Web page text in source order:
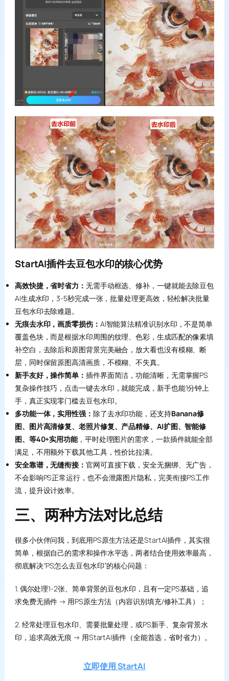
StartAI插件去豆包水印的核心优势
高效快捷，省时省力： 无需手动框选、修补，一键就能去除豆包
AI生成水印，3-5秒完成一张，批量处理更高效，轻松解决批量
豆包水印去除难题。
无痕去水印，画质零损伤： AI智能算法精准识别水印，不是简单
覆盖色块，而是根据水印周围的纹理、色彩，生成匹配的像素填
补空白，去除后和原图背景完美融合，放大看也没有模糊、断
层，同时保留原图高清画质，不模糊、不失真。
新手友好，操作简单： 插件界面简洁，功能清晰，无需掌握PS
复杂操作技巧，点击一键去水印，就能完成，新手也能1分钟上
手，真正实现零门槛去豆包水印。
多功能一体，实用性强： 除了去水印功能，还支持Banana修
图、图片高清修复、老照片修复、产品精修、AI扩图、智能修
图、等40+实用功能，平时处理图片的需求，一款插件就能全部
满足，不用额外下载其他工具，性价比拉满。
安全靠谱，无缝衔接： 官网可直接下载，安全无捆绑、无广告，
不会影响PS正常运行，也不会泄露图片隐私，完美衔接PS工作
流，提升设计效率。
三、两种方法对比总结
很多小伙伴问我，到底用PS原生方法还是StartAI插件，其实很
简单，根据自己的需求和操作水平选，两者结合使用效率最高，
彻底解决“PS怎么去豆包水印”的核心问题：
1. 偶尔处理1-2张、简单背景的豆包水印，且有一定PS基础，追
求免费无插件 → 用PS原生方法（内容识别填充/修补工具）；
2. 经常处理豆包水印、需要批量处理，或PS新手、复杂背景水
印，追求高效无痕 → 用StartAI插件（全能首选，省时省力）。
立即使用 StartAI